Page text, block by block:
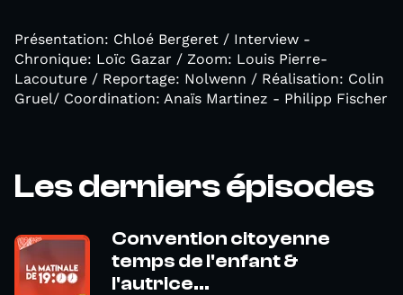
Présentation: Chloé Bergeret / Interview -
Chronique: Loïc Gazar / Zoom: Louis Pierre-
Lacouture / Reportage: Nolwenn / Réalisation: Colin
Gruel/ Coordination: Anaïs Martinez - Philipp Fischer
Les derniers épisodes
Convention citoyenne
temps de l'enfant &
l'autrice...